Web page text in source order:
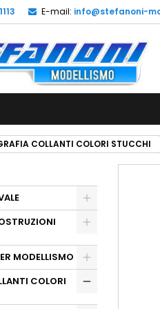
E-mail: info@stefanoni-
COLLANTI COLORI STUCCHI
MODELLISMO
COLORI